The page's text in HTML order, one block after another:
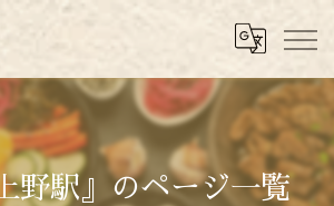
野駅』のページ一覧